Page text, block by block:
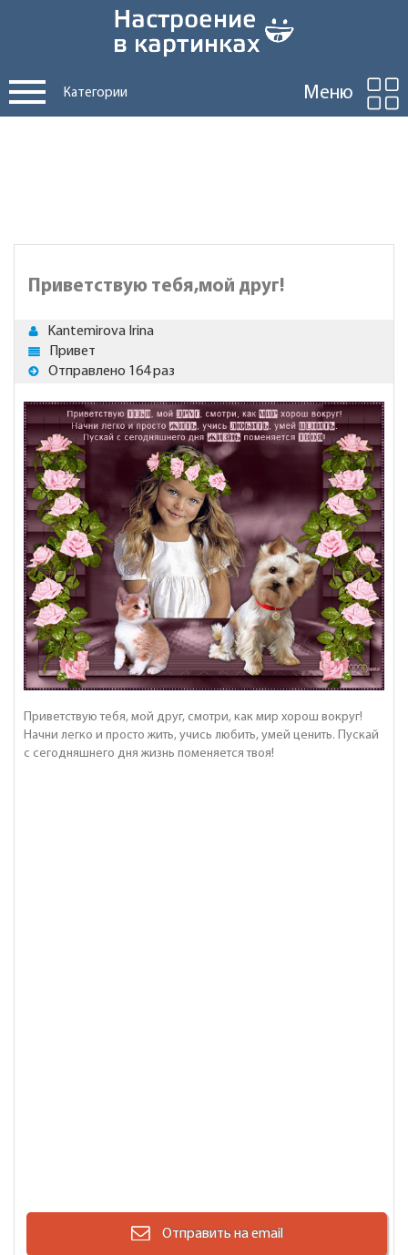
Категории Меню
Приветствую тебя,мой друг!
Kantemirova Irina
Привет
Отправлено 164 раз
Приветствую тебя, мой друг, смотри, как мир хорош вокруг!
Начни легко и просто жить, учись любить, умей ценить. Пускай
с сегодняшнего дня жизнь поменяется твоя!
Отправить на email